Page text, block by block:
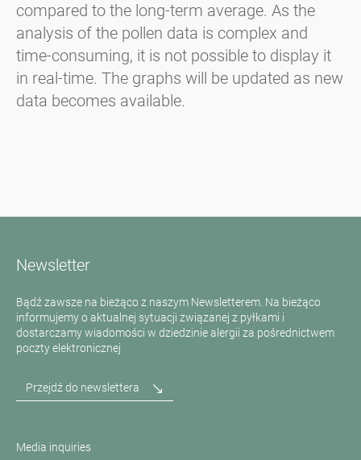
compared to the long-term average. As the
analysis of the pollen data is complex and
time-consuming, it is not possible to display it
in real-time. The graphs will be updated as new
data becomes available.
Newsletter
Bądź zawsze na bieżąco z naszym Newsletterem. Na bieżąco
informujemy o aktualnej sytuacji związanej z pyłkami i
dostarczamy wiadomości w dziedzinie alergii za pośrednictwem
poczty elektronicznej
Przejdź do newslettera
Media inquiries